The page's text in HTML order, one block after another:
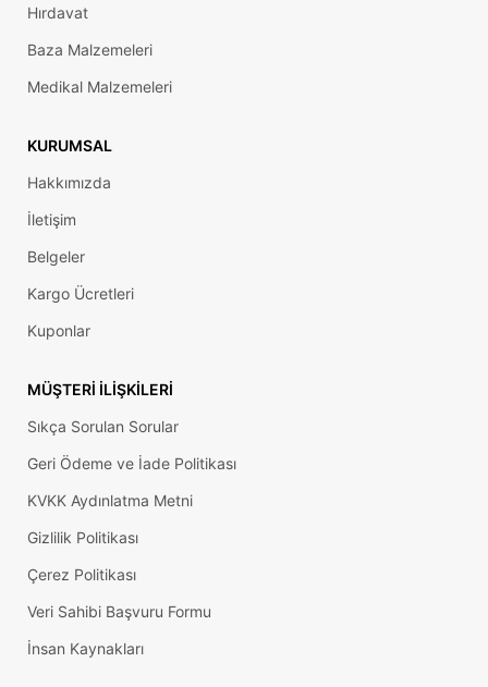
Hırdavat
Baza Malzemeleri
Medikal Malzemeleri
KURUMSAL
Hakkımızda
İletişim
Belgeler
Kargo Ücretleri
Kuponlar
MÜŞTERI İLIŞKILERI
Sıkça Sorulan Sorular
Geri Ödeme ve İade Politikası
KVKK Aydınlatma Metni
Gizlilik Politikası
Çerez Politikası
Veri Sahibi Başvuru Formu
İnsan Kaynakları